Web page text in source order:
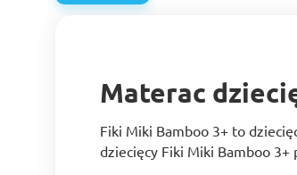
Materac
Fiki Miki Bamboo 3+ to
dziecięcy Fiki Miki Bamboo 3+